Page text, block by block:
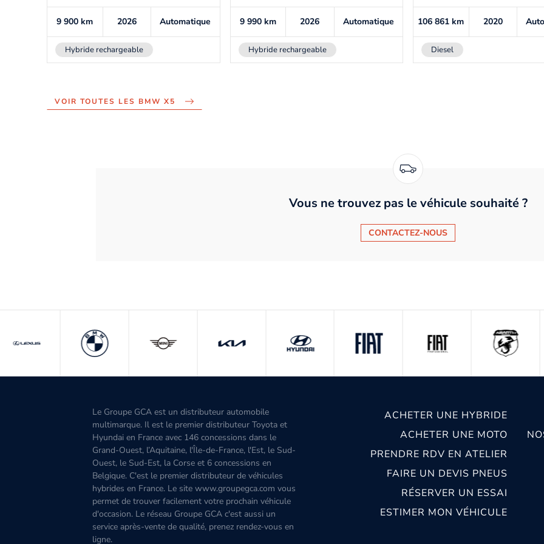
9 900km 2026 Automatique
Hybride rechargeable
9 990 km 2026 Automatique
Hybride rechargeable
106 861km 2020
Diesel
VOIR TOUTES LES BMW X5
Vous ne trouvez pas le véhicule souhaité ?
CONTACTEZ-NOUS
Le Groupe GCA est un distributeur automobile
multimarque. Il est le premier distributeur Toyota et
Hyundai en France avec 146 concessions dans le
Grand-Ouest, l’Aquitaine, l'Île-de-France, l'Est, le Sud-
Ouest, le Sud-Est, la Corse et 6 concessions en
Belgique. C'est le premier distributeur de véhicules
hybrides en France. Le site www.groupegca.com vous
permet de trouver facilement votre prochain véhicule
d'occasion. Le réseau Groupe GCA c'est aussi un
service après-vente de qualité, prenez rendez-vous en
ligne.
ACHETER UNE HYBRIDE
ACHETER UNE MOTO
PRENDRE RDV EN ATELIER
FAIRE UN DEVIS PNEUS
RÉSERVER UN ESSAI
ESTIMER MON VÉHICULE